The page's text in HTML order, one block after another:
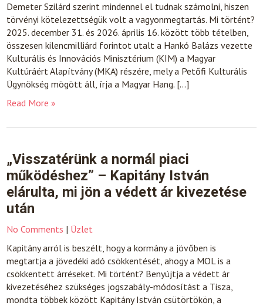
Demeter Szilárd szerint mindennel el tudnak számolni, hiszen
törvényi kötelezettségük volt a vagyonmegtartás. Mi történt?
2025. december 31. és 2026. április 16. között több tételben,
összesen kilencmilliárd forintot utalt a Hankó Balázs vezette
Kulturális és Innovációs Minisztérium (KIM) a Magyar
Kultúráért Alapítvány (MKA) részére, mely a Petőfi Kulturális
Ügynökség mögött áll, írja a Magyar Hang. […]
Read More »
„Visszatérünk a normál piaci
működéshez” – Kapitány István
elárulta, mi jön a védett ár kivezetése
után
No Comments | Üzlet
Kapitány arról is beszélt, hogy a kormány a jövőben is
megtartja a jövedéki adó csökkentését, ahogy a MOL is a
csökkentett árréseket. Mi történt? Benyújtja a védett ár
kivezetéséhez szükséges jogszabály-módosítást a Tisza,
mondta többek között Kapitány István csütörtökön, a